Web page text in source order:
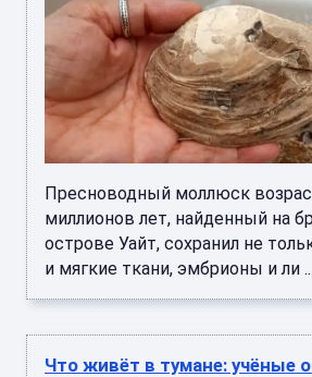
Пресноводный моллюск
миллионов лет, найденный на
острове Уайт, сохранил не
и мягкие ткани, эмбрионы и ли ...
Что живёт в тумане: учёные